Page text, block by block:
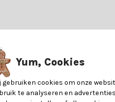
Laat je
voordelen voor een magische
40
1,3
Yum, Cookies
gebruiken cookies om onze
te analyseren en